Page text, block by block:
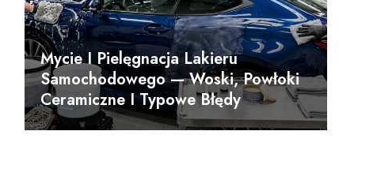
Mycie I Pielęgnacja Lakieru
Samochodowego — Woski, Powłoki
Ceramiczne I Typowe Błędy